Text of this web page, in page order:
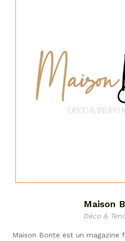
Maison
Déco &
Maison Bonte est un magazine